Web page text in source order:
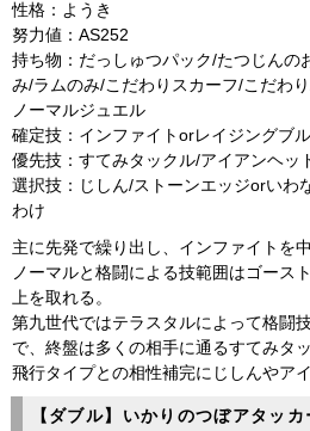
性格：ようき
努力値：AS252
持ち物：だっしゅつパック/たつじんの
み/ラムのみ/こだわりスカーフ/こだわ
ノーマルジュエル
確定技：インファイトorレイジングブ
優先技：すてみタックル/アイアンヘッ
選択技：じしん/ストーンエッジorいわ
わけ
主に先発で繰り出し、インファイトを
ノーマルと格闘による技範囲はゴース
上を取れる。
第九世代ではテラスタルによって格闘
で、終盤は多くの相手に通るすてみタ
飛行タイプとの相性補完にじしんやア
【ダブル】いかりのつぼアタッカ